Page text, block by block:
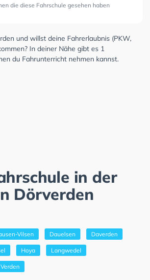
die diese Fahrschule gesehen haben
und willst deine Fahrerlaubnis (PKW,
In deiner Nähe gibt es 1
du Fahrunterricht nehmen kannst.
in der
Dörverden
Vilsen Dauelsen Daverden
Hoya Langwedel
Verden